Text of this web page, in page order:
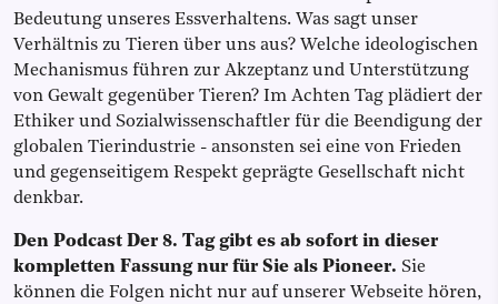
Bedeutung unseres Essverhaltens. Was sagt unser
Verhältnis zu Tieren über uns aus? Welche ideologischen
Mechanismus führen zur Akzeptanz und Unterstützung
von Gewalt gegenüber Tieren? Im Achten Tag plädiert der
Ethiker und Sozialwissenschaftler für die Beendigung der
globalen Tierindustrie - ansonsten sei eine von Frieden
und gegenseitigem Respekt geprägte Gesellschaft nicht
denkbar.
Den Podcast Der 8. Tag gibt es ab sofort in dieser
kompletten Fassung nur für Sie als Pioneer. Sie
können die Folgen nicht nur auf unserer Webseite hören,